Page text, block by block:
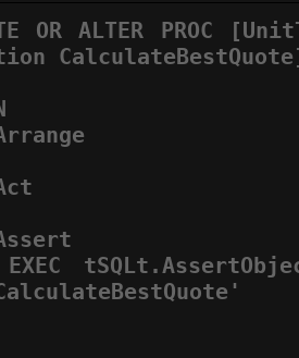
OR ALTER PROC